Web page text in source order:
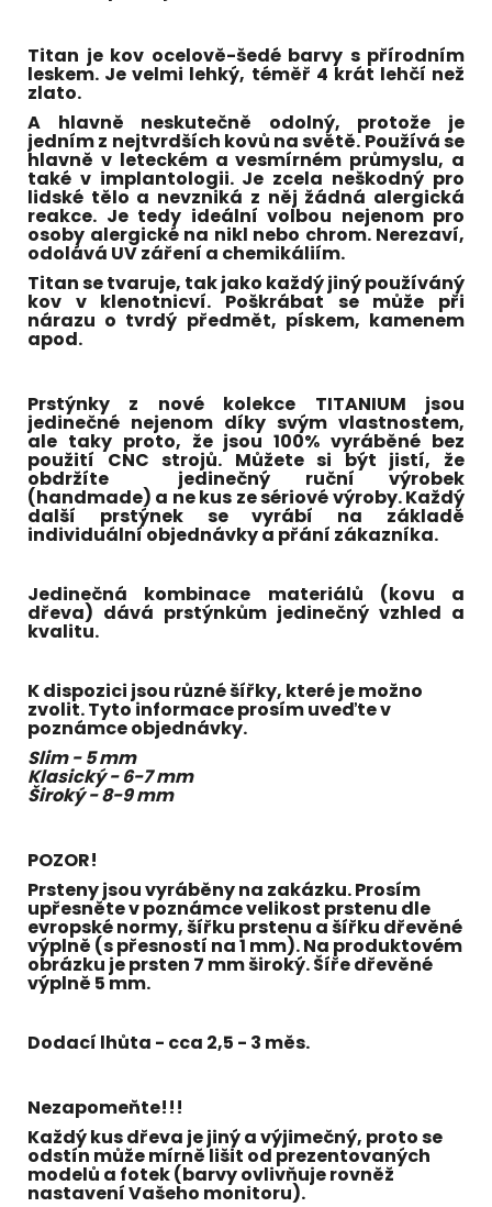
Titan je kov ocelově-šedé barvy s přírodním
leskem. Je velmi lehký, téměř 4 krát lehčí než
zlato.
A hlavně neskutečně odolný, protože je
jedním z nejtvrdších kovů na světě. Používá se
hlavně v leteckém a vesmírném průmyslu, a
také v implantologii. Je zcela neškodný pro
lidské tělo a nevzniká z něj žádná alergická
reakce. Je tedy ideální volbou nejenom pro
osoby alergické na nikl nebo chrom. Nerezaví,
odolává UV záření a chemikáliím.
Titan se tvaruje, tak jako každý jiný používáný
kov v klenotnicví. Poškrábat se může při
nárazu o tvrdý předmět, pískem, kamenem
apod.
Prstýnky z nové kolekce TITANIUM jsou
jedinečné nejenom díky svým vlastnostem,
ale taky proto, že jsou 100% vyráběné bez
použití CNC strojů. Můžete si být jistí, že
obdržíte jedinečný ruční výrobek
(handmade) a ne kus ze sériové výroby. Každý
další prstýnek se vyrábí na základě
individuální objednávky a přání zákazníka.
Jedinečná kombinace materiálů (kovu a
dřeva) dává prstýnkům jedinečný vzhled a
kvalitu.
K dispozici jsou různé šířky, které je možno
zvolit. Tyto informace prosím uveďte v
poznámce objednávky.
Slim - 5 mm
Klasický - 6-7 mm
Široký - 8-9 mm
POZOR!
Prsteny jsou vyráběny na zakázku. Prosím
upřesněte v poznámce velikost prstenu dle
evropské normy,šířku prstenu a šířku dřevěné
výplně (s přesností na 1 mm). Na produktovém
obrázku je prsten 7 mm široký. Šíře dřevěné
výplně 5 mm.
Dodací lhůta - cca 2,5 - 3 měs.
Nezapomeňte!!!
Každý kus dřeva je jiný a výjimečný, proto se
odstín může mírně lišit od prezentovaných
modelů a fotek (barvy ovlivňuje rovněž
nastavení Vašeho monitoru).